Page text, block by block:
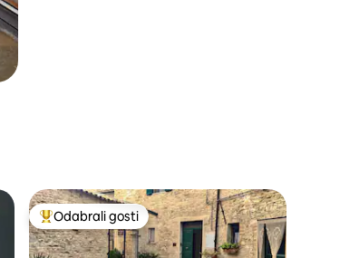
Među najviše rangiranima s oznakom „Odabrali gosti”
Odabrali gosti